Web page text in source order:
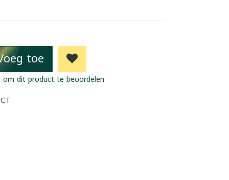
toe
om dit product te beoordelen